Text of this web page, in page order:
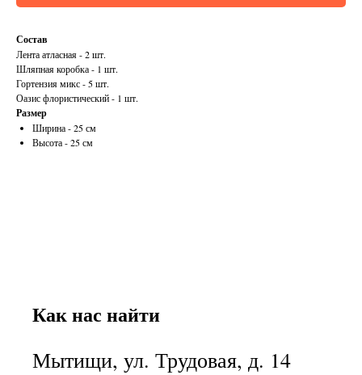
Состав
Лента атласная - 2 шт.
Шляпная коробка - 1 шт.
Гортензия микс - 5 шт.
Оазис флористический - 1 шт.
Размер
Ширина - 25 см
Высота - 25 см
Как нас найти
Мытищи, ул. Трудовая, д. 14